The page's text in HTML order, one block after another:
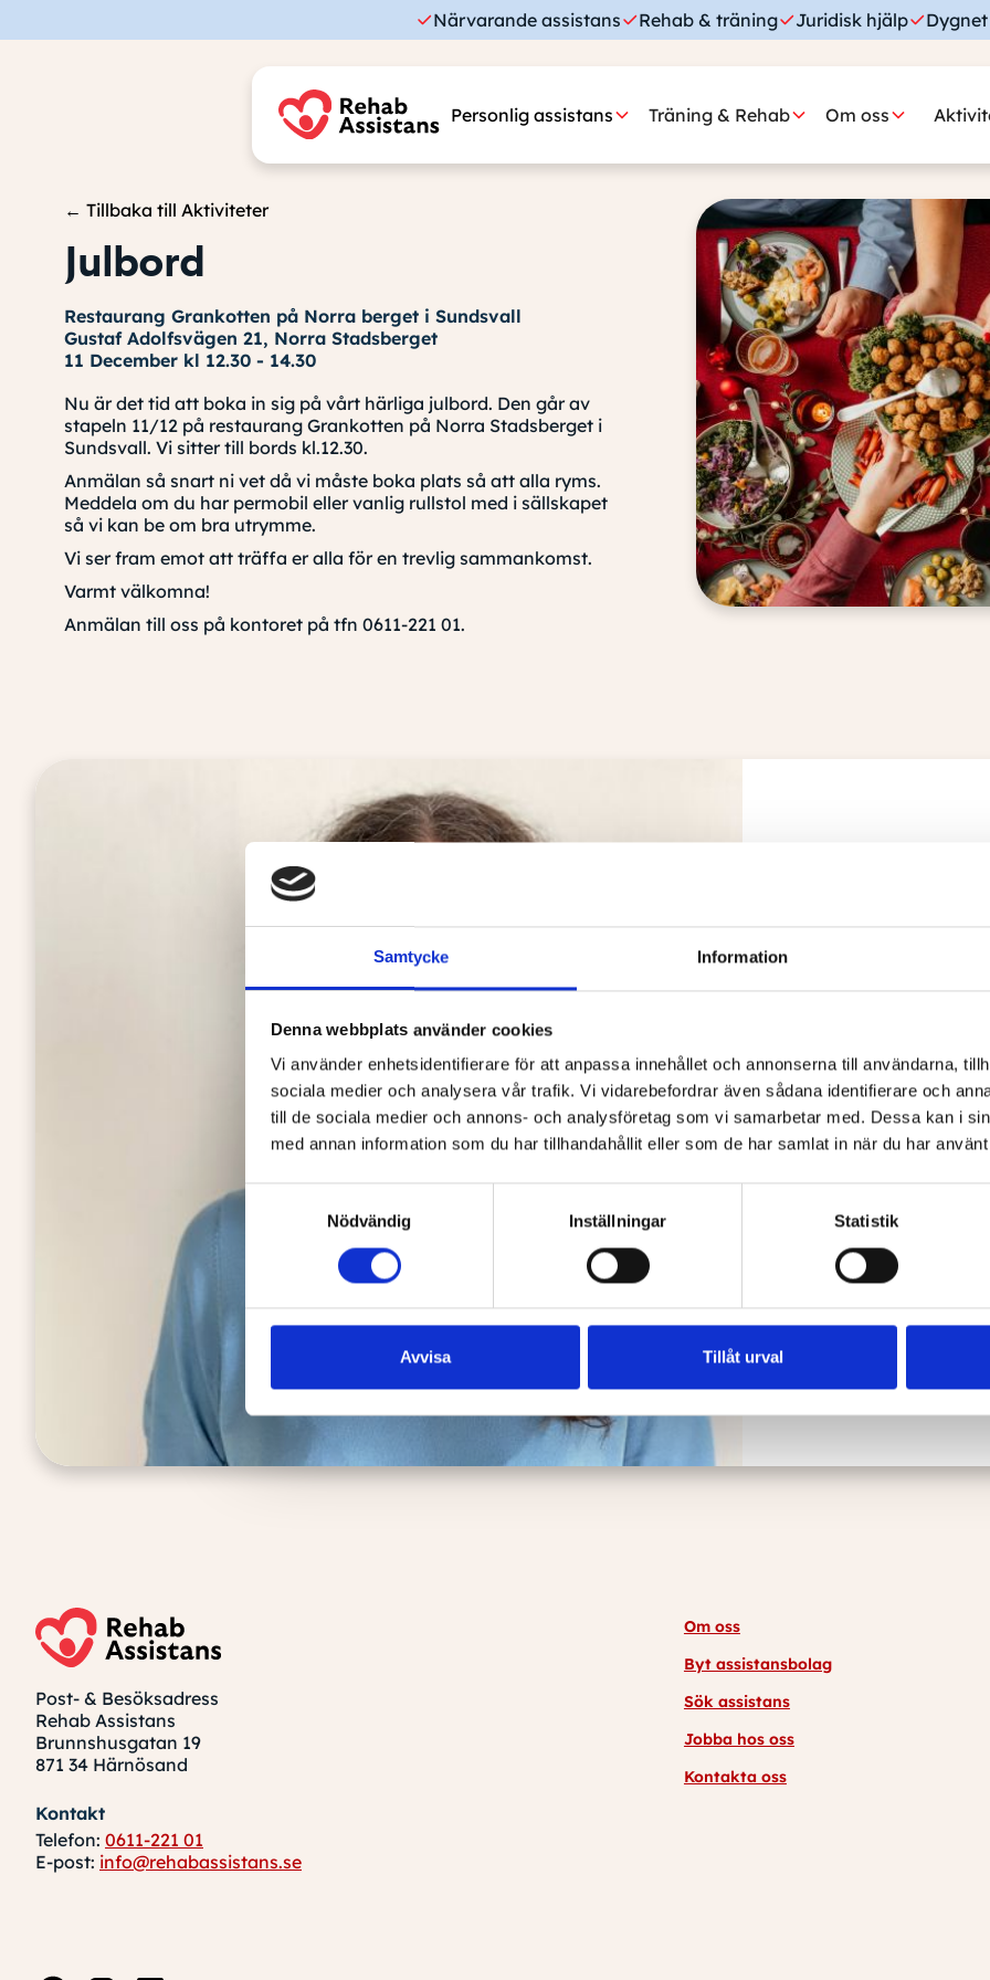
Samtycke Information
Denna webbplats använder cookies
Vi använder enhetsidentifierare för att anpassa innehållet och annonserna till användarna,
sociala medier och analysera vår trafik. Vi vidarebefordrar även sådana identifierare och
till de sociala medier och annons- och analysföretag som vi samarbetar med. Dessa kan i
med annan information som du har tillhandahållit eller som de har samlat in när du har
Samtyckesval
Nödvändig
Inställningar Statistik
Avvisa Tillåt urval
Närvarande assistans Rehab & träning Juridisk hjälp
Personlig assistans Träning & Rehab Om oss
← Tillbaka till Aktiviteter
Julbord
Restaurang Grankotten på Norra berget i Sundsvall
Gustaf Adolfsvägen 21, Norra Stadsberget
11 December kl 12.30 - 14.30
Nu är det tid att boka in sig på vårt härliga julbord. Den går av
stapeln 11/12 på restaurang Grankotten på Norra Stadsberget i
Sundsvall. Vi sitter till bords kl.12.30.
Anmälan så snart ni vet då vi måste boka plats så att alla ryms.
Meddela om du har permobil eller vanlig rullstol med i sällskapet
så vi kan be om bra utrymme.
Vi ser fram emot att träffa er alla för en trevlig sammankomst.
Varmt välkomna!
Anmälan till oss på kontoret på tfn 0611-221 01.
Vi erbjuder ett första
till något.
vilka möjligheter som
Post- & Besöksadress
Rehab Assistans
Brunnshusgatan 19
871 34 Härnösand
Kontakt
Telefon: 0611-221 01
E-post: info@rehabassistans.se
Om oss
Byt assistansbolag
Sök assistans
Jobba hos oss
Kontakta oss